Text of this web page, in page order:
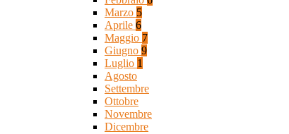
Marzo 5
Aprile 6
Maggio 7
Giugno 9
Luglio 1
Agosto
Settembre
Ottobre
Novembre
Dicembre